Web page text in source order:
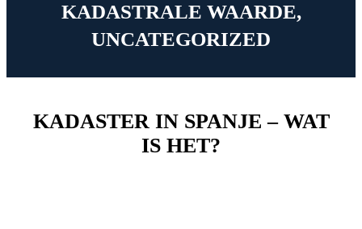
KADASTRALE WAARDE,
UNCATEGORIZED
KADASTER IN SPANJE – WAT
IS HET?